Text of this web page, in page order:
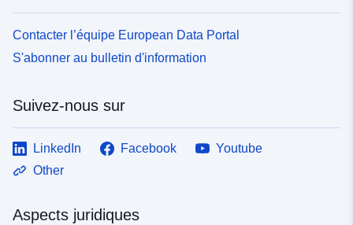
Contacter l’équipe European Data Portal
S'abonner au bulletin d'information
Suivez-nous sur
LinkedIn Facebook
Youtube
Other
Aspects juridiques